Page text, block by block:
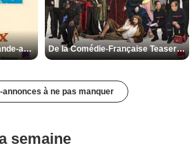
Les Matins merveilleux Bande-annonce VF De la Comédie-Française Teaser VF
annonces à ne pas manquer
semaine